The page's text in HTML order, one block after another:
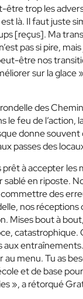
être trop les
là. Il faut juste
[reçus]. Ma
pas si pire,
être nos
sur la glace
des
le feu de l’action,
donne souvent
passes des
à accepter les
sablé en riposte.
des
nos réceptions
Mises bout à
catastrophique.
aux entraînements.
au menu. Tu as
et de base
», a rétorqué